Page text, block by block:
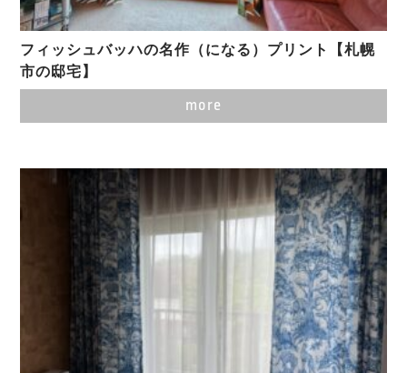
フィッシュバッハの名作（になる）プリント【札幌
市の邸宅】
more